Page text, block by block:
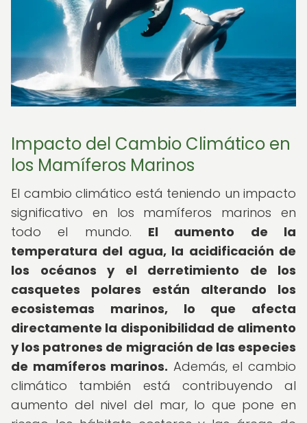
Impacto del Cambio Climático en
los Mamíferos Marinos
El cambio climático está teniendo un impacto
significativo en los mamíferos marinos en
todo el mundo. El aumento de la
temperatura del agua, la acidificación de
los océanos y el derretimiento de los
casquetes polares están alterando los
ecosistemas marinos, lo que afecta
directamente la disponibilidad de alimento
y los patrones de migración de las especies
de mamíferos marinos. Además, el cambio
climático también está contribuyendo al
aumento del nivel del mar, lo que pone en